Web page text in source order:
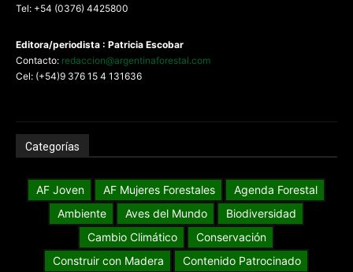
Tel: +54 (0376) 4425800
Editora/periodista : Patricia Escobar
Contacto: redaccion@argentinaforestal.com
Cel: (+54)9 376 15 4 131636
Categorías
AF Joven AF Mujeres Forestales
Agenda Forestal
Ambiente
Aves del Mundo
Biodiversidad
Cambio Climático
Conservación
Construir con Madera
Contenido Patrocinado